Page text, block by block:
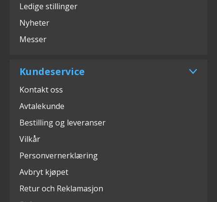
Ledige stillinger
Nyheter
Messer
Kundeservice
Kontakt oss
Avtalekunde
Bestilling og leveranser
Vilkår
Personvernerklæring
Avbryt kjøpet
Retur och Reklamasjon